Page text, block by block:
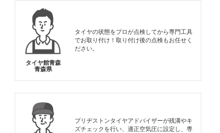
タイヤ館青森
青森県
タイヤの状態をプロが点検してから専門工具
でお取り付け！取り付け後の点検もお任せく
ださい。
ブリヂストンタイヤアドバイザーが残溝やキ
ズチェックを行い、適正空気圧に設定し、専